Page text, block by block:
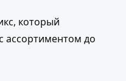
который
ассортиментом до